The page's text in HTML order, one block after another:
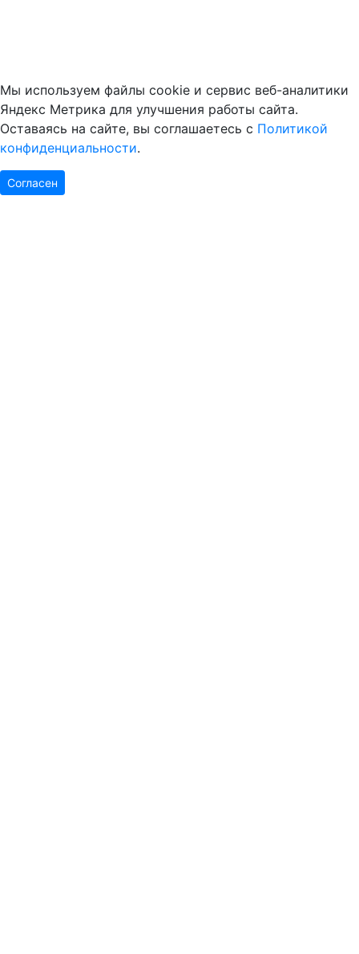
Мы используем файлы cookie и сервис веб-аналитики
Яндекс Метрика для улучшения работы сайта.
Оставаясь на сайте, вы соглашаетесь с Политикой
конфиденциальности.
Согласен